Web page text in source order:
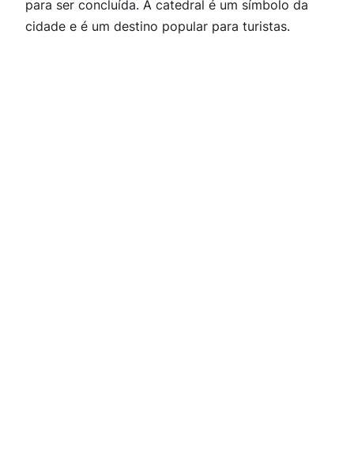
para ser concluída. A catedral é um símbolo da
cidade e é um destino popular para turistas.